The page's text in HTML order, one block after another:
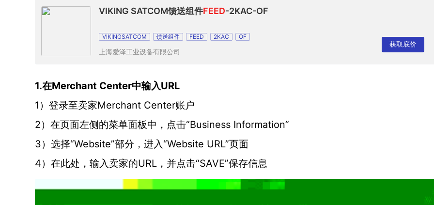
VIKING SATCOM馈送组件FEED-2KAC-OF
VIKINGSATCOM 馈送组件 FEED 2KAC OF
上海爱泽工业设备有限公司
获取底价
1.在Merchant Center中输入URL
1）登录至卖家Merchant Center账户
2）在页面左侧的菜单面板中，点击“Business Information”
3）选择“Website”部分，进入“Website URL”页面
4）在此处，输入卖家的URL，并点击“SAVE”保存信息